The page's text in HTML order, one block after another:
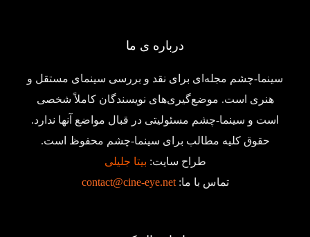
درباره ی ما
سینما-چشم مجله‌ای برای نقد و بررسی سینمای مستقل و
هنری است. موضع‌گیری‌های نویسندگان کاملاً شخصی
است و سینما-چشم مسئولیتی در قبال مواضع آنها ندارد.
حقوق کلیه مطالب برای سینما-چشم محفوظ است.
طراح سایت: بیتا جلیلی
تماس با ما:contact@cine-eye.net